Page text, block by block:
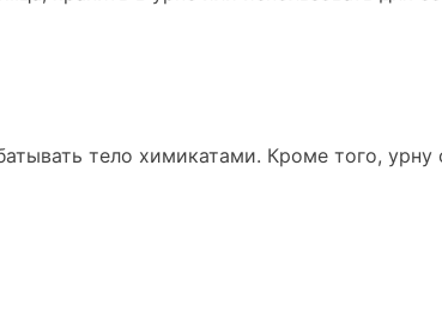
тело химикатами. Кроме того,